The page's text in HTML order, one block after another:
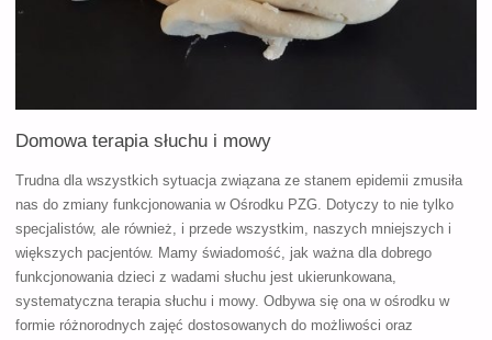
Domowa terapia słuchu i mowy
Trudna dla wszystkich sytuacja związana ze stanem epidemii zmusiła
nas do zmiany funkcjonowania w Ośrodku PZG. Dotyczy to nie tylko
specjalistów, ale również, i przede wszystkim, naszych mniejszych i
większych pacjentów. Mamy świadomość, jak ważna dla dobrego
funkcjonowania dzieci z wadami słuchu jest ukierunkowana,
systematyczna terapia słuchu i mowy. Odbywa się ona w ośrodku w
formie różnorodnych zajęć dostosowanych do możliwości oraz